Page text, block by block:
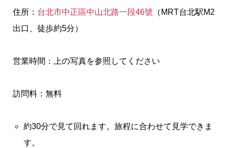
住所： 台北市中正區中山北路一段46號（MRT台北駅M2
出口、徒歩約5分）
営業時間：上の写真を参照してください
訪問料：無料
約30分で見て回れます。旅程に合わせて見学できま
す。